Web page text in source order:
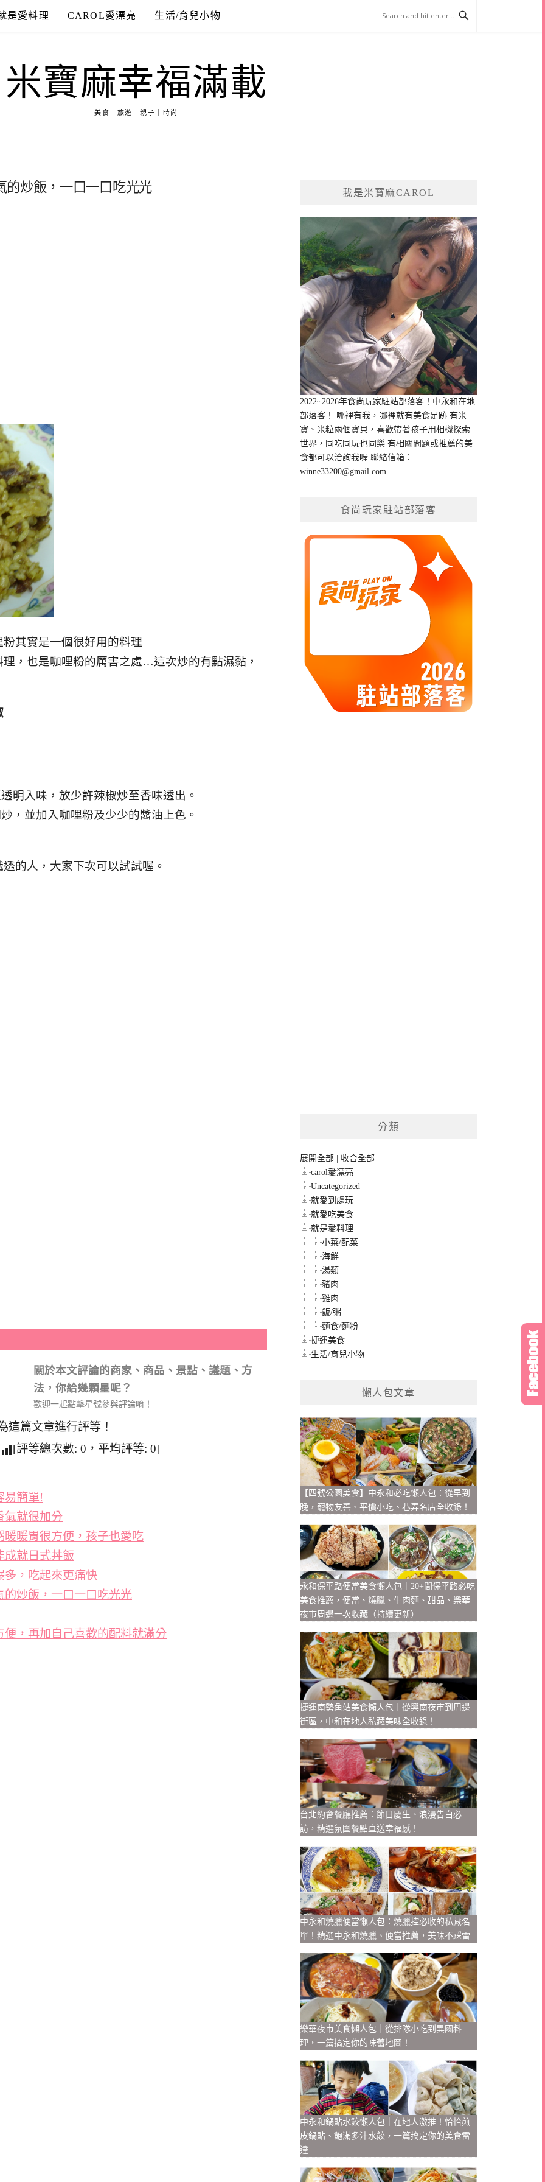
是愛料理 CAROL愛漂亮 生活/育兒小物
米寶麻幸福滿載
美食｜旅遊｜親子｜時尚
炒飯，一口一口吃光光
其實是一個很好用的料理
，也是咖哩粉的厲害之處…這次炒的有點濕黏，
明入味，放少許辣椒炒至香味透出。
，並加入咖哩粉及少少的醬油上色。
的人，大家下次可以試試喔。
關於本文評論的商家、商品、景點、議題、方
法，你給幾顆星呢？
歡迎一起點擊星號參與評論唷！
這篇文章進行評等！
[評等總次數: 0 ，平均評等: 0]
易簡單!
氣就很加分
暖胃很方便，孩子也愛吃
就日式丼飯
，吃起來更痛快
炒飯，一口一口吃光光
，再加自己喜歡的配料就滿分
我是米寶麻CAROL
2022~2026年食尚玩家駐站部落客！中永和在地
部落客！ 哪裡有我，哪裡就有美食足跡 有米
寶、米粒兩個寶貝，喜歡帶著孩子用相機探索
世界，同吃同玩也同樂 有相關問題或推薦的美
食都可以洽詢我喔 聯絡信箱：
winne33200@gmail.com
食尚玩家駐站部落客
分類
展開全部 | 收合全部
carol愛漂亮
Uncategorized
就愛到處玩
就愛吃美食
就是愛料理
小菜/配菜
海鮮
湯類
豬肉
雞肉
飯/粥
麵食/麵粉
捷運美食
生活/育兒小物
懶人包文章
【四號公園美食】中永和必吃懶人包：從早到
晚，寵物友善、平價小吃、巷弄名店全收錄！
永和保平路便當美食懶人包｜20+間保平路必吃
美食推薦，便當、燒臘、牛肉麵、甜品、樂華
夜市周邊一次收藏（持續更新）
捷運南勢角站美食懶人包｜從興南夜市到周邊
街區，中和在地人私藏美味全收錄！
台北約會餐廳推薦：節日慶生、浪漫告白必
訪，精選氛圍餐點直送幸福感！
中永和燒臘便當懶人包：燒臘控必收的私藏名
單！精選中永和燒臘、便當推薦，美味不踩雷
樂華夜市美食懶人包｜從排隊小吃到異國料
理，一篇搞定你的味蕾地圖！
中永和鍋貼水餃懶人包｜在地人激推！恰恰煎
皮鍋貼、飽滿多汁水餃，一篇搞定你的美食雷
達